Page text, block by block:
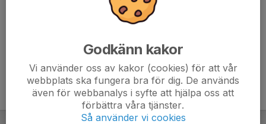
Godkänn kakor
Vi använder oss av kakor (cookies) för att vår
webbplats ska fungera bra för dig. De används
även för webbanalys i syfte att hjälpa oss att
förbättra våra tjänster.
Så använder vi cookies